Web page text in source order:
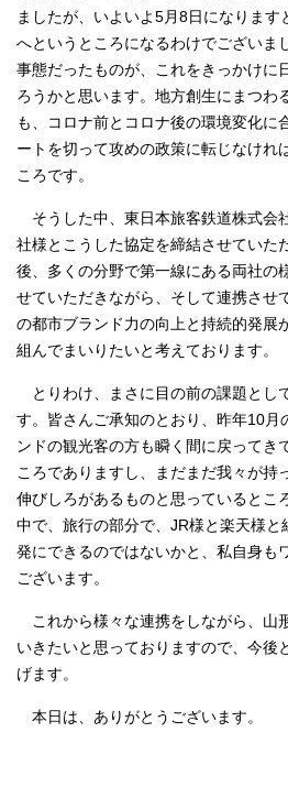
ましたが、いよいよ5月8日になりま
へというところになるわけでございま
事態だったものが、これをきっかけに
ろうかと思います。地方創生にまつわ
も、コロナ前とコロナ後の環境変化に
ートを切って攻めの政策に転じなけれ
ころです。
そうした中、東日本旅客鉄道株式会
社様とこうした協定を締結させていた
後、多くの分野で第一線にある両社の
せていただきながら、そして連携させ
の都市ブランド力の向上と持続的発展
組んでまいりたいと考えております。
とりわけ、まさに目の前の課題とし
す。皆さんご承知のとおり、昨年10月
ンドの観光客の方も瞬く間に戻ってき
ころでありますし、まだまだ我々が持
伸びしろがあるものと思っているとこ
中で、旅行の部分で、JR様と楽天様
発にできるのではないかと、私自身も
ございます。
これから様々な連携をしながら、山
いきたいと思っておりますので、今後
げます。
本日は、ありがとうございます。